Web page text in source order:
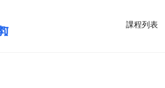
課程列表